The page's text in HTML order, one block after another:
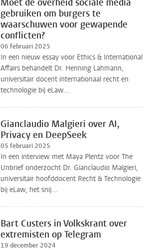
Moet de overheid sociale media
gebruiken om burgers te
waarschuwen voor gewapende
conflicten?
06 februari 2025
In een nieuw essay voor Ethics & International
Affairs behandelt Dr. Henning Lahmann,
universitair docent internationaal recht en
technologie bij eLaw...
Gianclaudio Malgieri over AI,
Privacy en DeepSeek
05 februari 2025
In een interview met Maya Plentz voor The
Unbrief onderzocht Dr. Gianclaudio Malgieri,
universitair hoofddocent Recht & Technologie
bij eLaw, het snij...
Bart Custers in Volkskrant over
extremisten op Telegram
19 december 2024